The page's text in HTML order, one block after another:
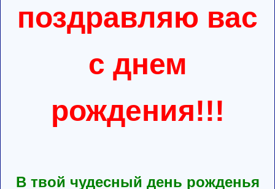
поздравляю вас
с днем
рождения!!!
В твой чудесный день рожденья